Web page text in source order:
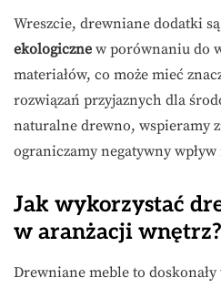
Wreszcie, drewniane dodatki
ekologiczne w porównaniu do
materiałów, co może mieć
rozwiązań przyjaznych dla
naturalne drewno, wspieramy
ograniczamy negatywny wpływ
Jak wykorzystać
w aranżacji wnętrz?
Drewniane meble to